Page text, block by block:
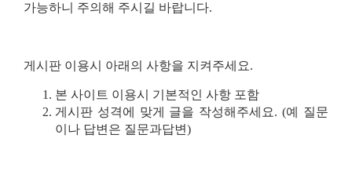
가능하니 주의해 주시길 바랍니다.
게시판 이용시 아래의 사항을 지켜주세요.
본 사이트 이용시 기본적인 사항 포함
게시판 성격에 맞게 글을 작성해주세요. (예 질문
이나 답변은 질문과답변)